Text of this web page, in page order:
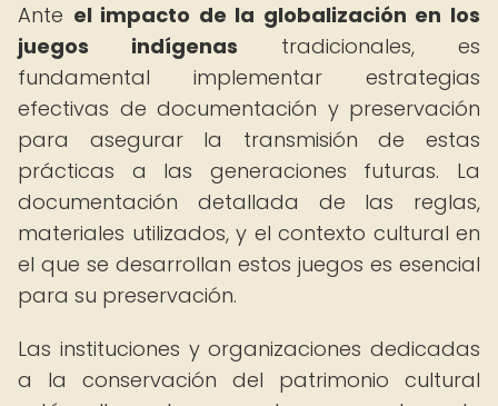
Ante el impacto de la globalización en los
juegos indígenas tradicionales, es
fundamental implementar estrategias
efectivas de documentación y preservación
para asegurar la transmisión de estas
prácticas a las generaciones futuras. La
documentación detallada de las reglas,
materiales utilizados, y el contexto cultural en
el que se desarrollan estos juegos es esencial
para su preservación.
Las instituciones y organizaciones dedicadas
a la conservación del patrimonio cultural